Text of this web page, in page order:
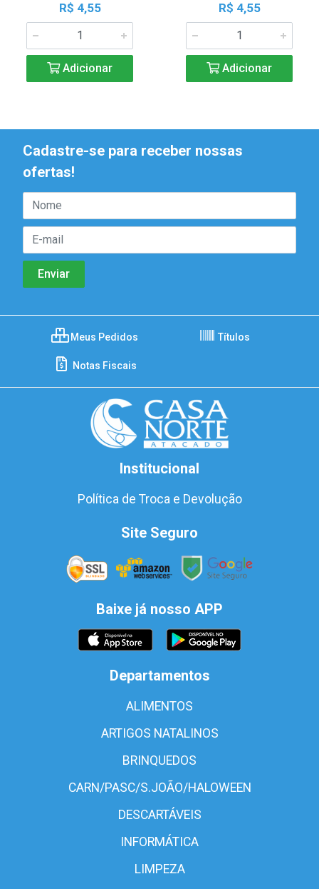
R$ 4,55
Adicionar
R$ 4,55
Adicionar
Cadastre-se para receber nossas
ofertas!
Meus Pedidos Títulos
Notas Fiscais
Institucional
Política de Troca e Devolução
Site Seguro
Baixe já nosso APP
Departamentos
ALIMENTOS
ARTIGOS NATALINOS
BRINQUEDOS
CARN/PASC/S.JOÃO/HALOWEEN
DESCARTÁVEIS
INFORMÁTICA
LIMPEZA